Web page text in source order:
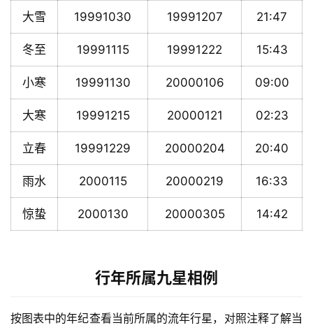
大雪 19991030 19991207 21:47
冬至 19991115 19991222 15:43
小寒 19991130 20000106 09:00
大寒 19991215 20000121 02:23
立春 19991229 20000204 20:40
雨水 2000115 20000219 16:33
惊蛰 2000130 20000305 14:42
行年所属九星相例
按图表中的年纪查看当前所属的流年行星，对照注释了解当